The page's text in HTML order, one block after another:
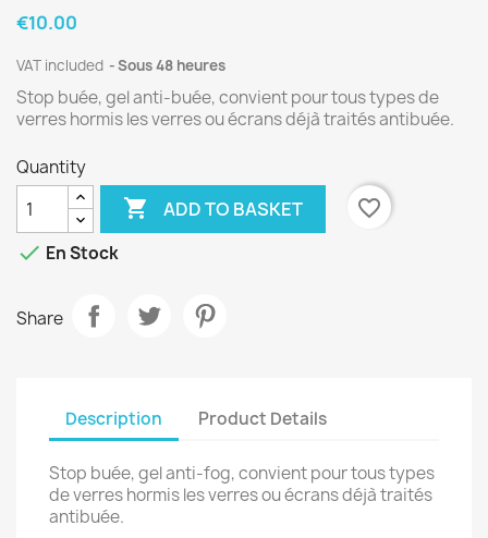
€10.00
VAT included Sous 48 heures
Stop buée, gel anti-buée, convient pour tous types de
verres hormis les verres ou écrans déjà traités antibuée.
Quantity
 ADD TO BASKET
favorite_border
 En Stock
Share
Description Product Details
Stop buée, gel anti-fog, convient pour tous types
de verres hormis les verres ou écrans déjà traités
antibuée.